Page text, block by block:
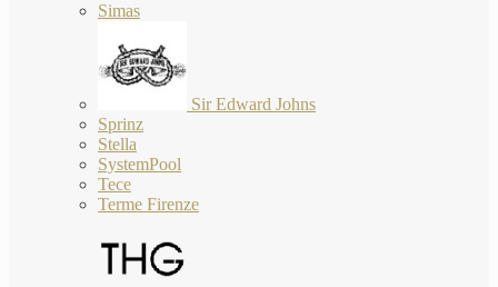
Simas
Sir Edward Johns
Sprinz
Stella
SystemPool
Tece
Terme Firenze